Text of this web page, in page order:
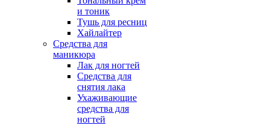
и тоник
Тушь для ресниц
Хайлайтер
Средства для
маникюра
Лак для ногтей
Средства для
снятия лака
Ухаживающие
средства для
ногтей